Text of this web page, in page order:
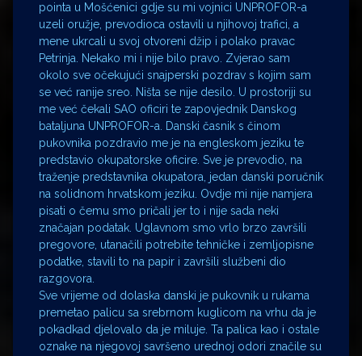
pointa u Mošćenici gdje su mi vojnici UNPROFOR-a
uzeli oružje, prevodioca ostavili u njihovoj trafici, a
mene ukrcali u svoj otvoreni džip i polako pravac
Petrinja. Nekako mi i nije bilo pravo. Zvjerao sam
okolo sve očekujući snajperski pozdrav s kojim sam
se već ranije sreo. Ništa se nije desilo. U prostoriji su
me već čekali SAO oficiri te zapovjednik Danskog
bataljuna UNPROFOR-a. Danski časnik s činom
pukovnika pozdravio me je na engleskom jeziku te
predstavio okupatorske oficire. Sve je prevodio, na
traženje predstavnika okupatora, jedan danski poručnik
na solidnom hrvatskom jeziku. Ovdje mi nije namjera
pisati o čemu smo pričali jer to i nije sada neki
značajan podatak. Uglavnom smo vrlo brzo završili
pregovore, utanačili potrebite tehničke i zemljopisne
podatke, stavili to na papir i završili službeni dio
razgovora.
Sve vrijeme od dolaska danski je pukovnik u rukama
premetao palicu sa srebrnom kuglicom na vrhu da je
pokadkad djelovalo da je miluje. Ta palica kao i ostale
oznake na njegovoj savršeno urednoj odori značile su